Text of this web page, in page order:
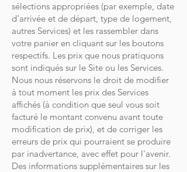
sélections appropriées (par exemple, date
d'arrivée et de départ, type de logement,
autres Services) et les rassembler dans
votre panier en cliquant sur les boutons
respectifs. Les prix que nous pratiquons
sont indiqués sur le Site ou les Services.
Nous nous réservons le droit de modifier
à tout moment les prix des Services
affichés (à condition que seul vous soit
facturé le montant convenu avant toute
modification de prix), et de corriger les
erreurs de prix qui pourraient se produire
par inadvertance, avec effet pour l'avenir.
Des informations supplémentaires sur les